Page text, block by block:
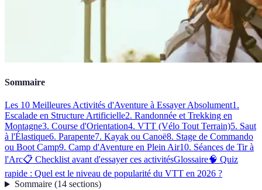
Sommaire
Les 10 Meilleures Activités d'Aventure à Essayer Absolument1.
Escalade en Structure Artificielle2. Randonnée et Trekking en
Montagne3. Course d'Orientation4. VTT (Vélo Tout Terrain)5. Saut
à l'Élastique6. Parapente7. Kayak ou Canoë8. Stage de Commando
ou Boot Camp9. Camp d'Aventure en Plein Air10. Séances de Tir à
l'Arc📋 Checklist avant d'essayer ces activitésGlossaire🧠 Quiz
rapide : Quel est le niveau de popularité du VTT en 2026 ?
Sommaire(14 sections)